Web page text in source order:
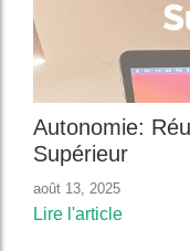
Autonomie:
Supérieur
août 13, 2025
Lire l'article